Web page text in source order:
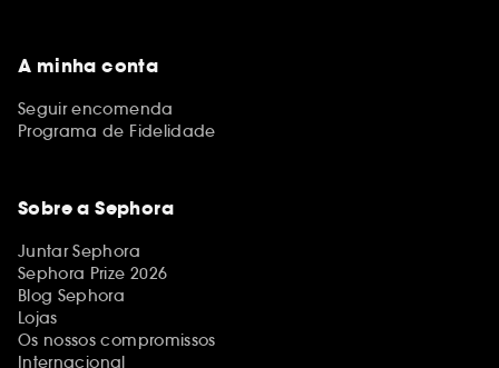
A minha conta
Seguir encomenda
Programa de Fidelidade
Sobre a Sephora
Juntar Sephora
Sephora Prize 2026
Blog Sephora
Lojas
Os nossos compromissos
Internacional